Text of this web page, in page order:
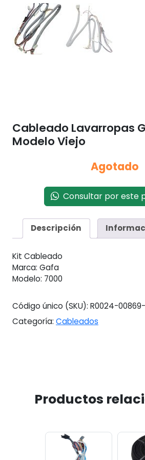
Cableado Lavarropas
Modelo Viejo
Agotado
Consultar por este
Descripción
Kit Cableado
Marca: Gafa
Modelo: 7000
Código único (SKU): R0024-
Categoría: Cableados
Productos